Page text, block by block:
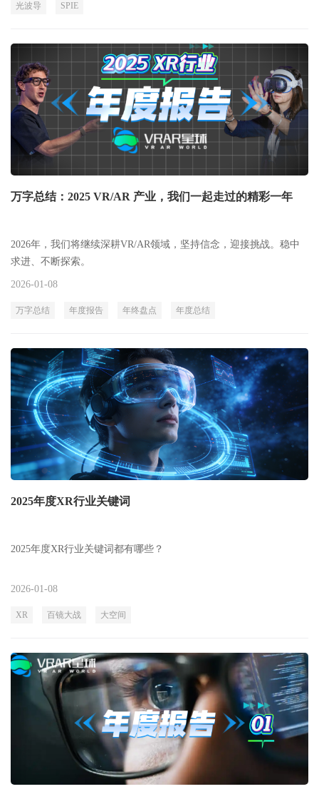
光波导 SPIE
万字总结：2025 VR/AR 产业，我们一起走过的精彩一年
2026年，我们将继续深耕VR/AR领域，坚持信念，迎接挑战。稳中
求进、不断探索。
2026-01-08
万字总结 年度报告 年终盘点 年度总结
2025年度XR行业关键词
2025年度XR行业关键词都有哪些？
2026-01-08
XR 百镜大战 大空间